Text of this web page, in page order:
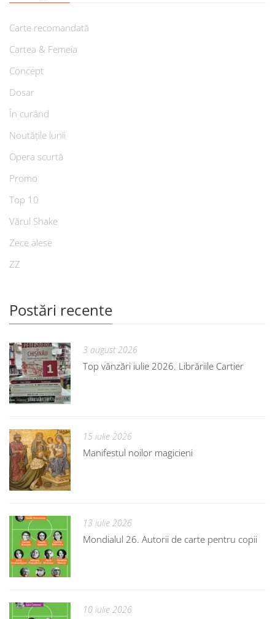
Carte recomandată
Cartea & Femeia
Concept
Dosar
În curând
Noutățile lunii
Opera scurtă
Promo
Top 10
Vărul Shake
Zece alese
ZZ
Postări recente
3 august 2026
Top vânzări iulie 2026. Librăriile Cartier
15 iulie 2026
Manifestul noilor magicieni
13 iulie 2026
Mondialul 26. Autorii de carte pentru copii
10 iulie 2026